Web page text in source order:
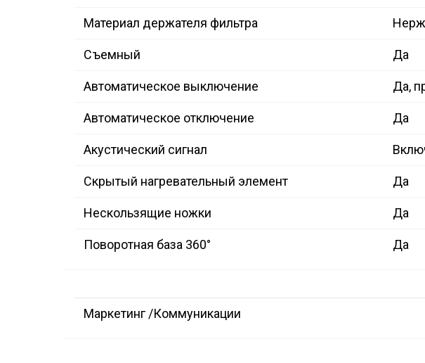
Материал держателя фильтра
Съемный Да
Автоматическое выключение Да,
Автоматическое отключение Да
Акустический сигнал
Скрытый нагревательный элемент Да
Нескользящие ножки Да
Поворотная база 360° Да
Маркетинг /Коммуникации